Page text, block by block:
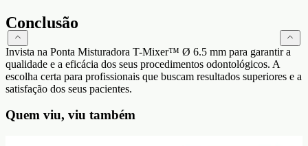
Conclusão
Invista na Ponta Misturadora T-Mixer™ Ø 6.5 mm para garantir a
qualidade e a eficácia dos seus procedimentos odontológicos. A
escolha certa para profissionais que buscam resultados superiores e a
satisfação dos seus pacientes.
Quem viu, viu também